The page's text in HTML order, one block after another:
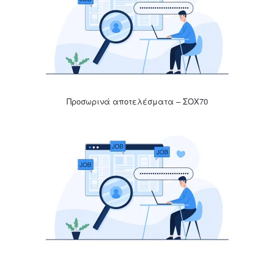
Προσωρινά αποτελέσματα – ΣΟΧ70